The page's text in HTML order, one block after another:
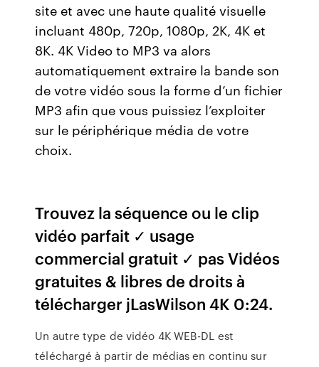
site et avec une haute qualité visuelle
incluant 480p, 720p, 1080p, 2K, 4K et
8K. 4K Video to MP3 va alors
automatiquement extraire la bande son
de votre vidéo sous la forme d’un fichier
MP3 afin que vous puissiez l’exploiter
sur le périphérique média de votre
choix.
Trouvez la séquence ou le clip
vidéo parfait ✓ usage
commercial gratuit ✓ pas Vidéos
gratuites & libres de droits à
télécharger jLasWilson 4K 0:24.
Un autre type de vidéo 4K WEB-DL est
téléchargé à partir de médias en continu sur